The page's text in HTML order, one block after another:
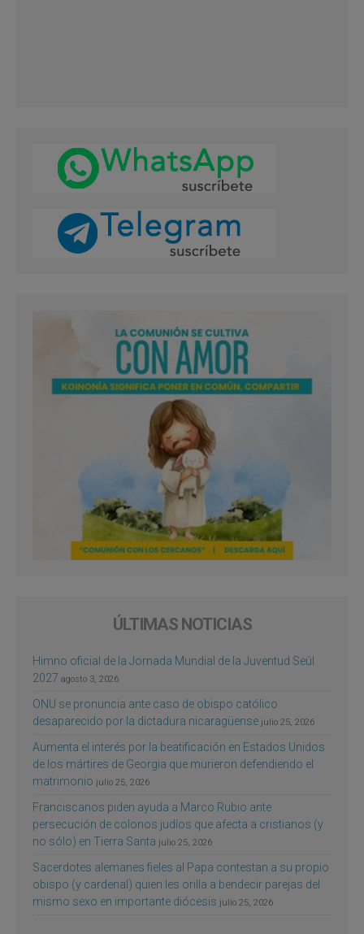
ÚLTIMAS NOTICIAS
Himno oficial de la Jornada Mundial de la Juventud Seúl
2027 agosto 3, 2026
ONU se pronuncia ante caso de obispo católico
desaparecido por la dictadura nicaragüense julio 25, 2026
Aumenta el interés por la beatificación en Estados Unidos
de los mártires de Georgia que murieron defendiendo el
matrimonio julio 25, 2026
Franciscanos piden ayuda a Marco Rubio ante
persecución de colonos judíos que afecta a cristianos (y
no sólo) en Tierra Santa julio 25, 2026
Sacerdotes alemanes fieles al Papa contestan a su propio
obispo (y cardenal) quien les orilla a bendecir parejas del
mismo sexo en importante diócesis julio 25, 2026